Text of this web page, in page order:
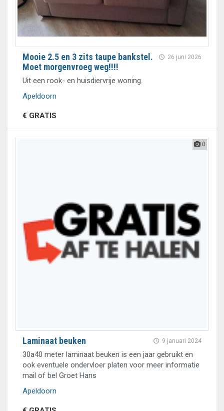
26 juni 2026
Mooie 2.5 en 3 zits taupe bankstel.
Moet morgenvroeg weg!!!!
Uit een rook- en huisdiervrije woning.
Apeldoorn
€ GRATIS
0
9 januari 2024
Laminaat beuken
30a40 meter laminaat beuken is een jaar gebruikt en
ook eventuele ondervloer platen voor meer informatie
mail of bel Groet Hans
Apeldoorn